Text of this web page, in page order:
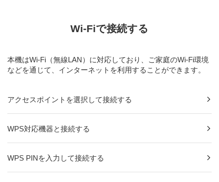
Wi-Fiで接続する
本機はWi-Fi（無線LAN）に対応しており、ご家庭のWi-Fi環境
などを通じて、インターネットを利用することができます。
アクセスポイントを選択して接続する
WPS対応機器と接続する
WPS PINを入力して接続する